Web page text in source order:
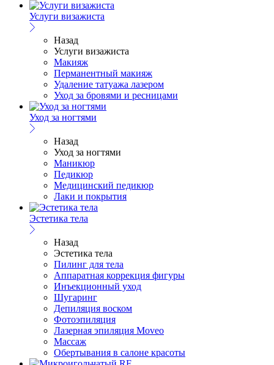
Услуги визажиста
Назад
Услуги визажиста
Макияж
Перманентный макияж
Удаление татуажа лазером
Уход за бровями и ресницами
Уход за ногтями
Назад
Уход за ногтями
Маникюр
Педикюр
Медицинский педикюр
Лаки и покрытия
Эстетика тела
Назад
Эстетика тела
Пилинг для тела
Аппаратная коррекция фигуры
Инъекционный уход
Шугаринг
Депиляция воском
Фотоэпиляция
Лазерная эпиляция Moveo
Массаж
Обертывания в салоне красоты